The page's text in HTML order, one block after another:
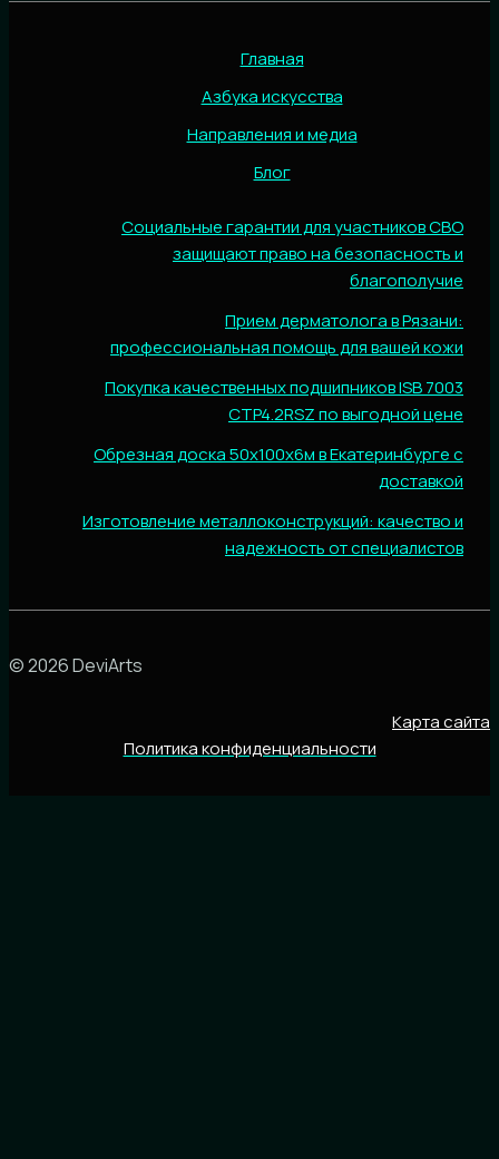
Главная
Азбука искусства
Направления и медиа
Блог
Социальные гарантии для участников СВО
защищают право на безопасность и
благополучие
Прием дерматолога в Рязани:
профессиональная помощь для вашей кожи
Покупка качественных подшипников ISB 7003
CTP4.2RSZ по выгодной цене
Обрезная доска 50х100х6м в Екатеринбурге с
доставкой
Изготовление металлоконструкций: качество и
надежность от специалистов
© 2026 DeviArts
Карта сайта
Политика конфиденциальности